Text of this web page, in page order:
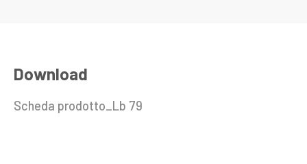
Download
Scheda prodotto_Lb 79